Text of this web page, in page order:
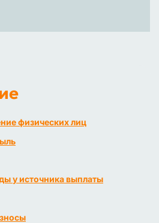
физических лиц
у источника выплаты